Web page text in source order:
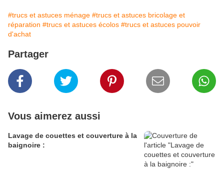
#trucs et astuces ménage #trucs et astuces bricolage et
réparation #trucs et astuces écolos #trucs et astuces pouvoir
d'achat
Partager
Vous aimerez aussi
Lavage de couettes et couverture à la
baignoire :